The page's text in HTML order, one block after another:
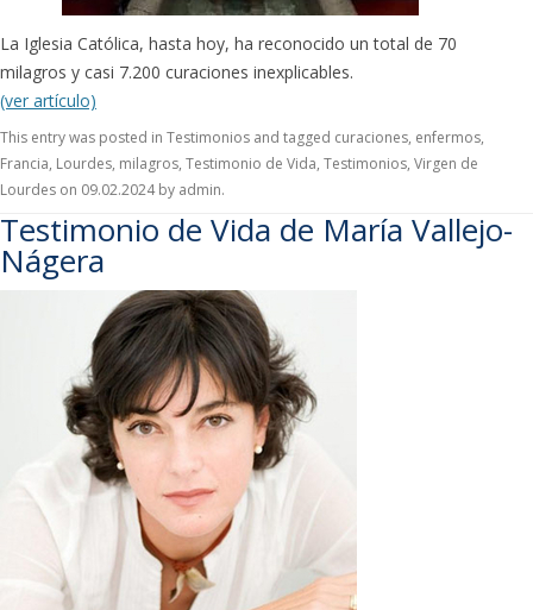
La Iglesia Católica, hasta hoy, ha reconocido un total de 70
milagros y casi 7.200 curaciones inexplicables.
(ver artículo)
This entry was posted in Testimonios and tagged curaciones, enfermos,
Francia, Lourdes, milagros, Testimonio de Vida, Testimonios, Virgen de
Lourdes on 09.02.2024by admin.
Testimonio de Vida de María Vallejo-
Nágera